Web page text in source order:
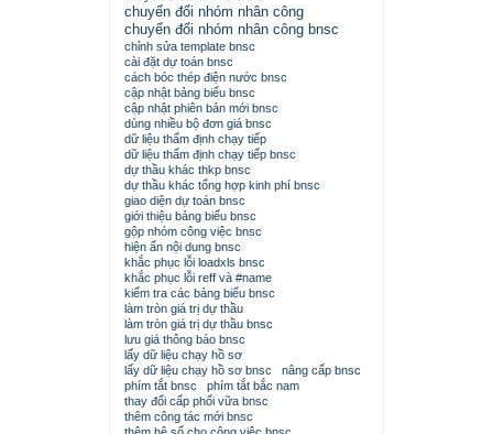
chuyển đổi nhóm nhân công
chuyển đổi nhóm nhân công bnsc
chỉnh sửa template bnsc
cài đặt dự toán bnsc
cách bóc thép điện nước bnsc
cập nhật bảng biểu bnsc
cập nhật phiên bản mới bnsc
dùng nhiều bộ đơn giá bnsc
dữ liệu thẩm định chạy tiếp
dữ liệu thẩm định chạy tiếp bnsc
dự thầu khác thkp bnsc
dự thầu khác tổng hợp kinh phí bnsc
giao diện dự toán bnsc
giới thiệu bảng biểu bnsc
gộp nhóm công việc bnsc
hiện ẩn nội dung bnsc
khắc phục lỗi loadxls bnsc
khắc phục lỗi reff và #name
kiểm tra các bảng biểu bnsc
làm tròn giá trị dự thầu
làm tròn giá trị dự thầu bnsc
lưu giá thông báo bnsc
lấy dữ liệu chạy hồ sơ
lấy dữ liệu chạy hồ sơ bnsc
nâng cấp bnsc
phím tắt bnsc
phím tắt bắc nam
thay đổi cấp phối vữa bnsc
thêm công tác mới bnsc